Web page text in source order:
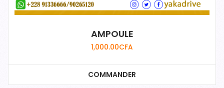
AMPOULE
1,000.00CFA
COMMANDER